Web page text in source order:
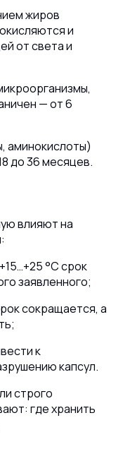
жиров
и
от света и
— от 6
аминокислоты)
до 36 месяцев.
влияют на
°C срок
заявленного;
сокращается, а
к
капсул.
строго
где хранить